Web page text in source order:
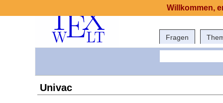
Fragen
Univac
Willkommen,